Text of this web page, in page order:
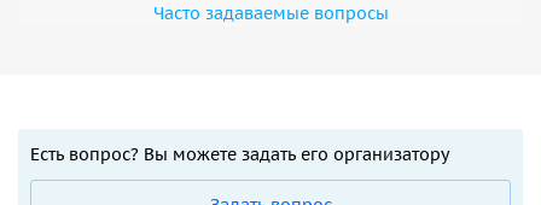
Часто задаваемые вопросы
Есть вопрос? Вы можете задать его организатору